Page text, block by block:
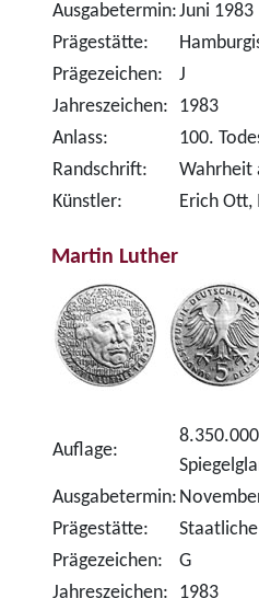
Ausgabetermin:Juni 1983
Prägestätte:
Prägezeichen:
J
Jahreszeichen:
1983
Anlass:
100.
Randschrift:
Wahrheit
Künstler:
Erich Ott,
Martin Luther
Auflage:
Ausgabetermin:
Prägestätte:
Prägezeichen:
G
Jahreszeichen:
1983